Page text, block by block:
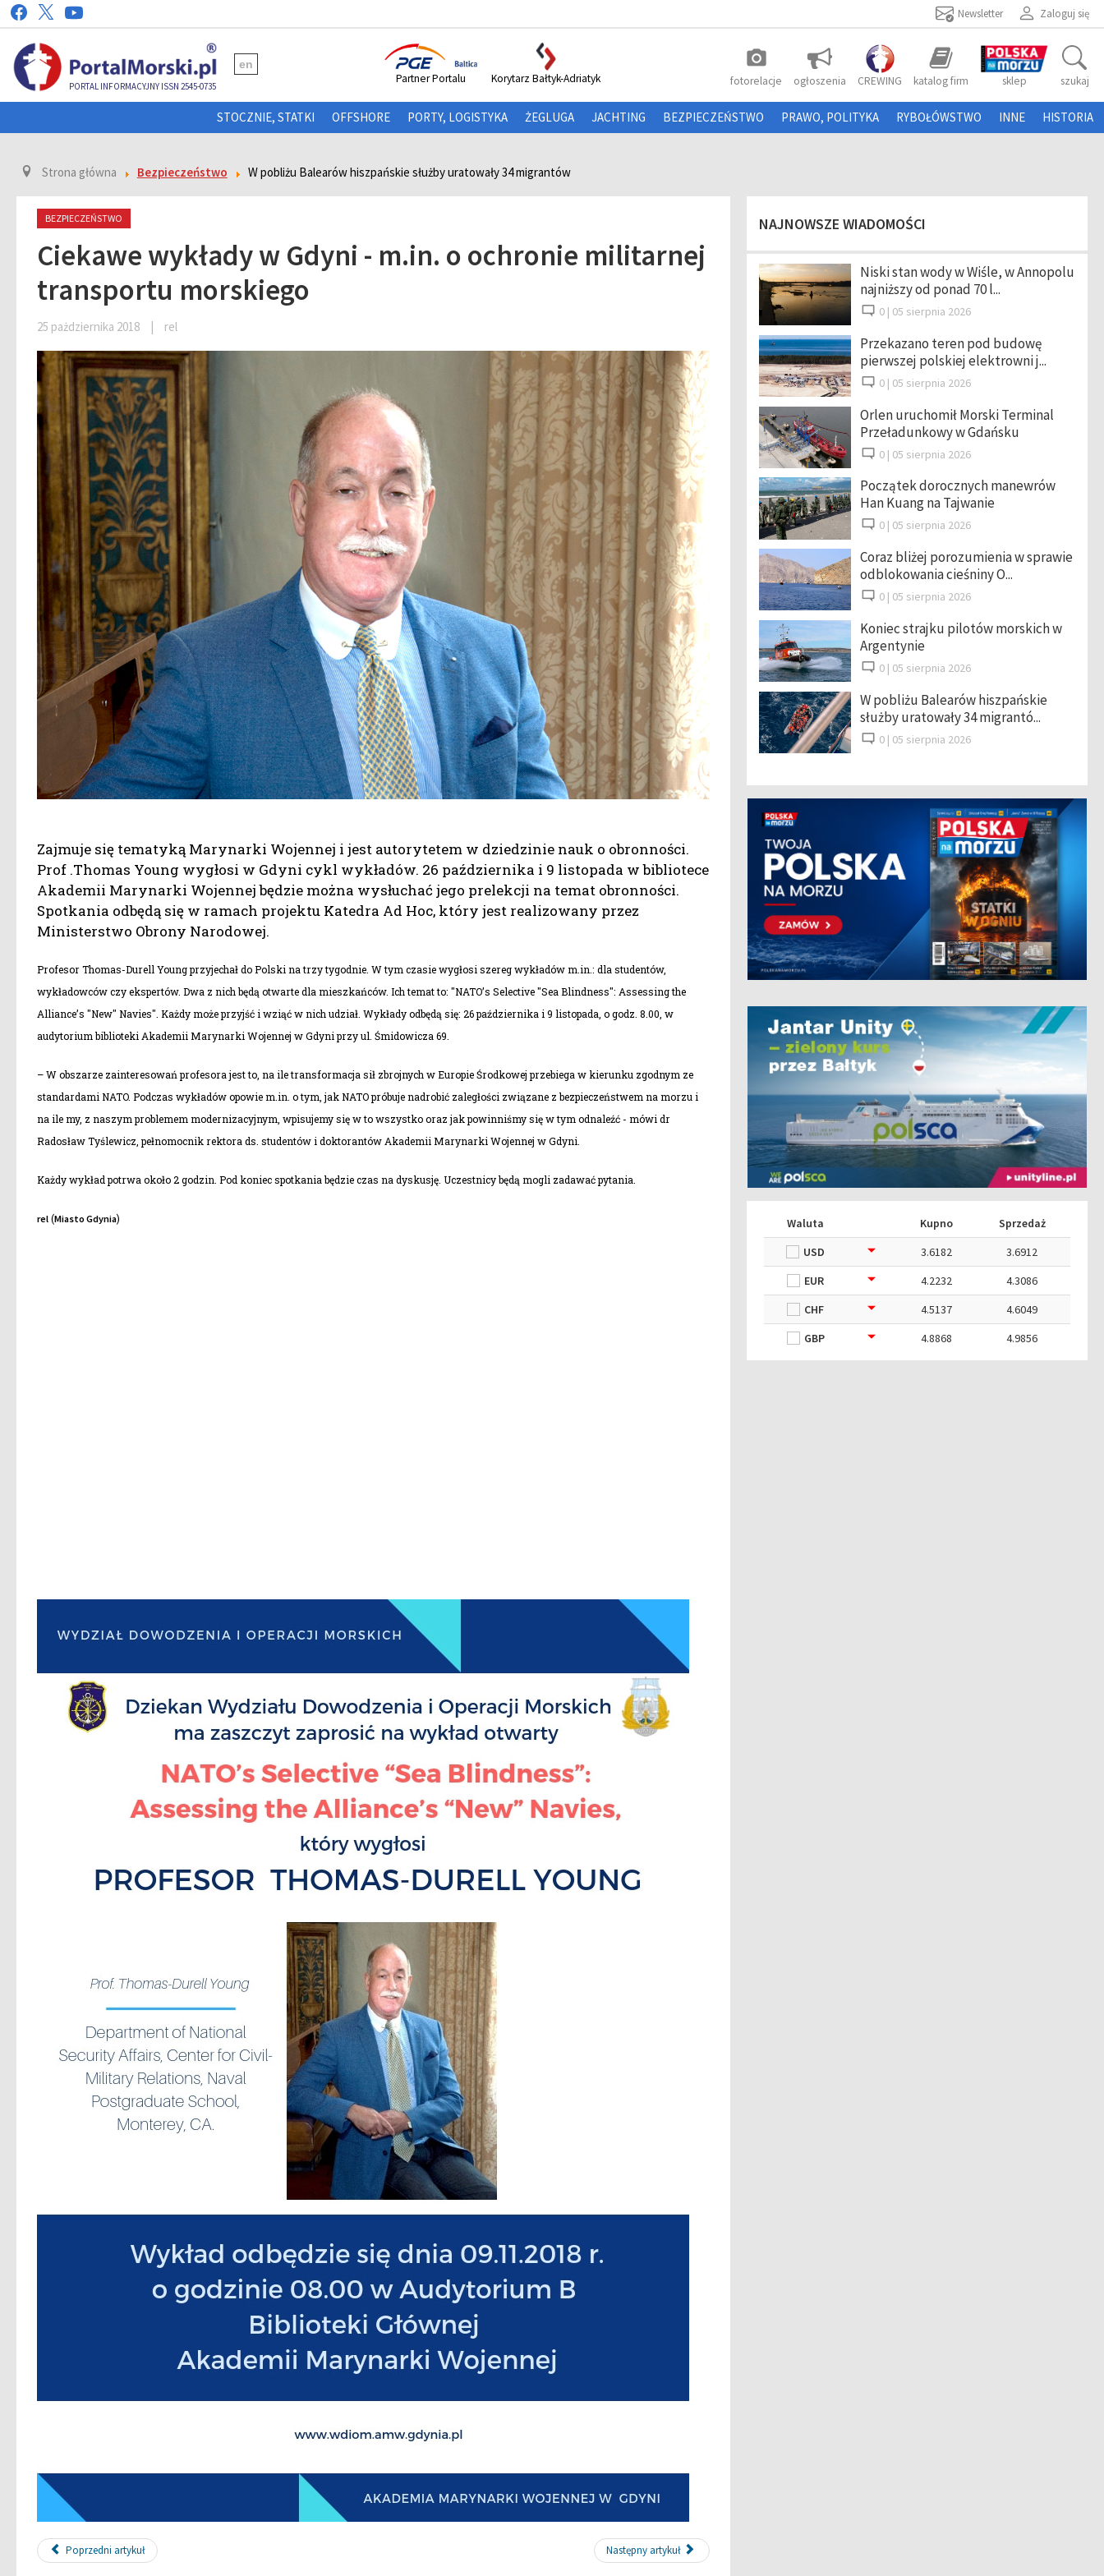
Zaloguj się
Newsletter
PORTAL INFORMACYJNY ISSN 2545-0735
en photo_camera
fotorelacje ogłoszenia CREWING katalog firm sklep szukaj
Partner Portalu Korytarz Bałtyk-Adriatyk
STOCZNIE, STATKI OFFSHORE PORTY, LOGISTYKA ŻEGLUGA JACHTING BEZPIECZEŃSTWO PRAWO, POLITYKA RYBOŁÓWSTWO INNE HISTORIA
Strona główna Bezpieczeństwo W pobliżu Balearów hiszpańskie służby uratowały 34 migrantów
BEZPIECZEŃSTWO
Ciekawe wykłady w Gdyni - m.in. o ochronie militarnej
transportu morskiego
25 pażdziernika 2018 | rel
Zajmuje się tematyką Marynarki Wojennej i jest autorytetem w dziedzinie nauk o obronności.
Prof .Thomas Young wygłosi w Gdyni cykl wykładów. 26 października i 9 listopada w bibliotece
Akademii Marynarki Wojennej będzie można wysłuchać jego prelekcji na temat obronności.
Spotkania odbędą się w ramach projektu Katedra Ad Hoc, który jest realizowany przez
Ministerstwo Obrony Narodowej.
Profesor Thomas-Durell Young przyjechał do Polski na trzy tygodnie. W tym czasie wygłosi szereg wykładów m.in.: dla studentów,
wykładowców czy ekspertów. Dwa z nich będą otwarte dla mieszkańców. Ich temat to: "NATO’s Selective "Sea Blindness": Assessing the
Alliance’s "New" Navies". Każdy może przyjść i wziąć w nich udział. Wykłady odbędą się: 26 października i 9 listopada, o godz. 8.00, w
audytorium biblioteki Akademii Marynarki Wojennej w Gdyni przy ul. Śmidowicza 69.
– W obszarze zainteresowań profesora jest to, na ile transformacja sił zbrojnych w Europie Środkowej przebiega w kierunku zgodnym ze
standardami NATO. Podczas wykładów opowie m.in. o tym, jak NATO próbuje nadrobić zaległości związane z bezpieczeństwem na morzu i
na ile my, z naszym problemem modernizacyjnym, wpisujemy się w to wszystko oraz jak powinniśmy się w tym odnaleźć - mówi dr
Radosław Tyślewicz, pełnomocnik rektora ds. studentów i doktorantów Akademii Marynarki Wojennej w Gdyni.
Każdy wykład potrwa około 2 godzin. Pod koniec spotkania będzie czas na dyskusję. Uczestnicy będą mogli zadawać pytania.
rel (Miasto Gdynia)
Poprzedni artykuł Następny artykuł
NAJNOWSZE WIADOMOŚCI
Niski stan wody w Wiśle, w Annopolu
najniższy od ponad 70 l...
0 | 05 sierpnia 2026
Przekazano teren pod budowę
pierwszej polskiej elektrowni j...
0 | 05 sierpnia 2026
Orlen uruchomił Morski Terminal
Przeładunkowy w Gdańsku
0 | 05 sierpnia 2026
Początek dorocznych manewrów
Han Kuang na Tajwanie
0 | 05 sierpnia 2026
Coraz bliżej porozumienia w sprawie
odblokowania cieśniny O...
0 | 05 sierpnia 2026
Koniec strajku pilotów morskich w
Argentynie
0 | 05 sierpnia 2026
W pobliżu Balearów hiszpańskie
służby uratowały 34 migrantó...
0 | 05 sierpnia 2026
Waluta Kupno
Sprzedaż
USD
3.6182
3.6912
EUR
4.2232
4.3086
CHF
4.5137
4.6049
GBP
4.8868 4.9856